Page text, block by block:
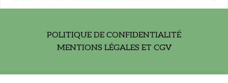
POLITIQUE DE CONFIDENTIALITÉ
MENTIONS LÉGALES ET CGV